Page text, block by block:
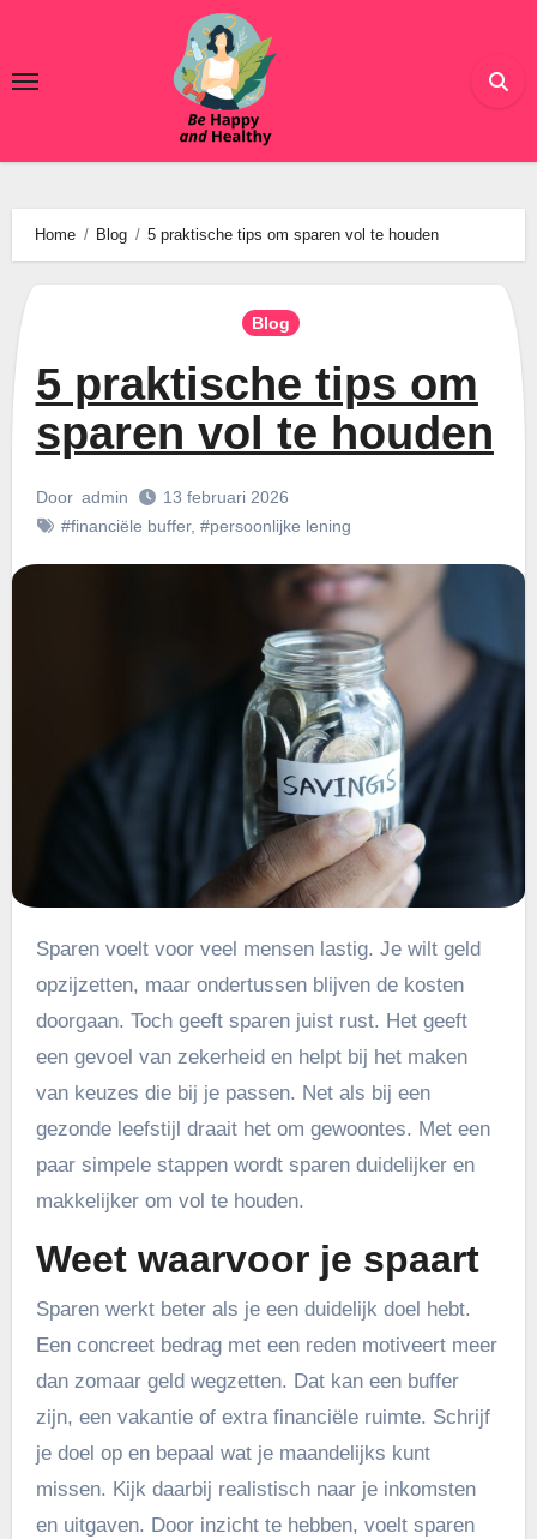
de
Home Blog 5 praktische tips om sparen vol te houden
Blog
5 praktische tips om
sparen vol te houden
Door admin
13 februari 2026
#financiële buffer, #persoonlijke lening
Sparen voelt voor veel mensen lastig. Je wilt geld
opzijzetten, maar ondertussen blijven de kosten
doorgaan. Toch geeft sparen juist rust. Het geeft
een gevoel van zekerheid en helpt bij het maken
van keuzes die bij je passen. Net als bij een
gezonde leefstijl draait het om gewoontes. Met een
paar simpele stappen wordt sparen duidelijker en
makkelijker om vol te houden.
Weet waarvoor je spaart
Sparen werkt beter als je een duidelijk doel hebt.
Een concreet bedrag met een reden motiveert meer
dan zomaar geld wegzetten. Dat kan een buffer
zijn, een vakantie of extra financiële ruimte. Schrijf
je doel op en bepaal wat je maandelijks kunt
missen. Kijk daarbij realistisch naar je inkomsten
en uitgaven. Door inzicht te hebben, voelt sparen